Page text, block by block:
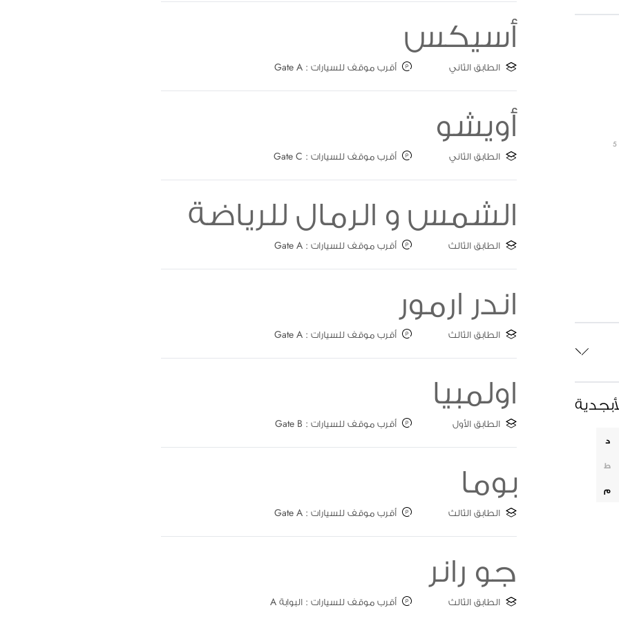
5
د
ط
م
أسيكس
الطابق الثاني أقرب موقف للسيارات : Gate A
أويشو
الطابق الثاني أقرب موقف للسيارات : Gate C
الشمس و الرمال للرياضة
الطابق الثالث أقرب موقف للسيارات : Gate A
اندر ارمور
الطابق الثالث أقرب موقف للسيارات : Gate A
اولمبيا
الطابق الأول أقرب موقف للسيارات : Gate B
بوما
الطابق الثالث أقرب موقف للسيارات : Gate A
جو رانر
الطابق الثالث أقرب موقف للسيارات : البوابة A